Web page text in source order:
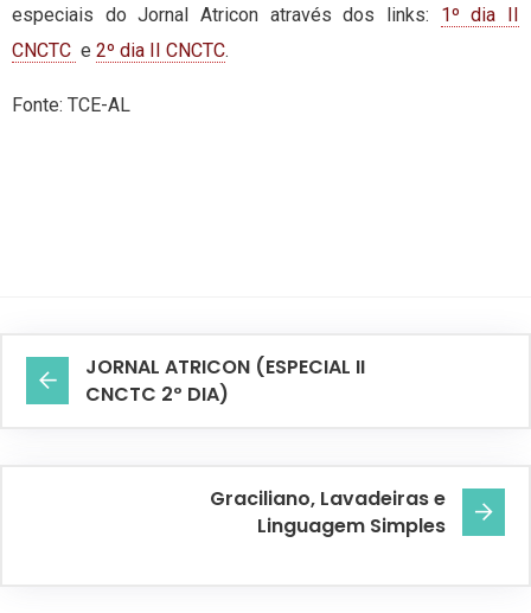
especiais do Jornal Atricon através dos links: 1º dia II
CNCTC e 2º dia II CNCTC.
Fonte: TCE-AL
JORNAL ATRICON (ESPECIAL II
CNCTC 2º DIA)
Graciliano, Lavadeiras e
Linguagem Simples